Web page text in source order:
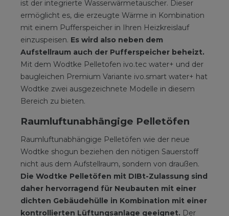
ist der integrierte Wasserwärmetauscher. Dieser
ermöglicht es, die erzeugte Wärme in Kombination
mit einem Pufferspeicher in Ihren Heizkreislauf
einzuspeisen. Es wird also neben dem
Aufstellraum auch der Pufferspeicher beheizt.
Mit dem Wodtke Pelletofen ivo.tec water+ und der
baugleichen Premium Variante ivo.smart water+ hat
Wodtke zwei ausgezeichnete Modelle in diesem
Bereich zu bieten.
Raumluftunabhängige Pelletöfen
Raumluftunabhängige Pelletöfen wie der neue
Wodtke shogun beziehen den nötigen Sauerstoff
nicht aus dem Aufstellraum, sondern von draußen.
Die Wodtke Pelletöfen mit DIBt-Zulassung sind
daher hervorragend für Neubauten mit einer
dichten Gebäudehülle in Kombination mit einer
kontrollierten Lüftungsanlage geeignet. Der